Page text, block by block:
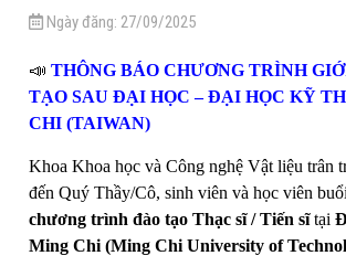
Ngày đăng: 27/09/2025
📣THÔNG BÁO CHƯƠNG TRÌNH
TẠO SAU ĐẠI HỌC – ĐẠI HỌC KỸ
CHI (TAIWAN)
Khoa Khoa học và Công nghệ Vật liệu trân
đến Quý Thầy/Cô, sinh viên và học viên
chương trình đào tạo Thạc sĩ / Tiến sĩtại
Ming Chi (Ming Chi University of